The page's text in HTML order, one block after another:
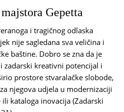
Gepetta
i tragičnog odlaska
nije sagledana sva veličina i
baštine. Dobro se zna da je
kreativni potencijal i
prostore stvaralačke slobode,
njegova udjela u modernizaciji
kataloga inovacija (Zadarski